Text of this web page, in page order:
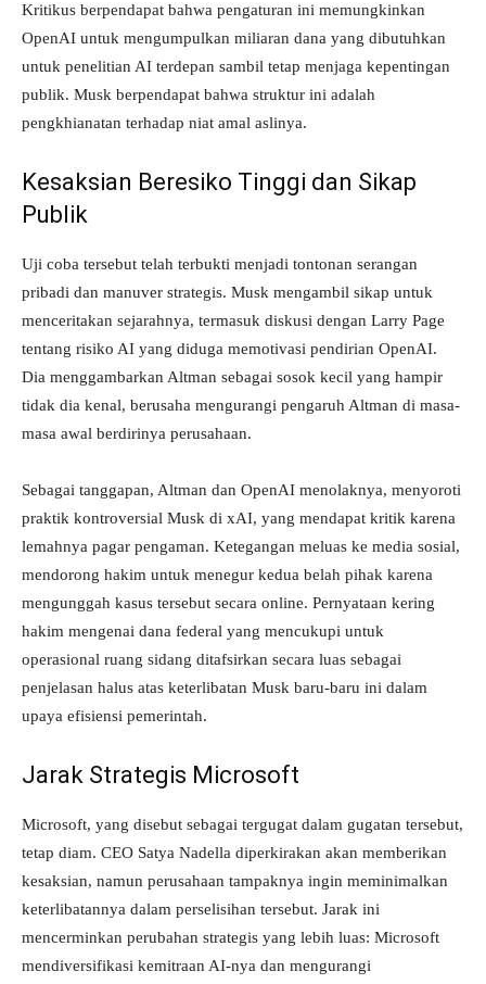
Kritikus berpendapat bahwa pengaturan ini memungkinkan
OpenAI untuk mengumpulkan miliaran dana yang dibutuhkan
untuk penelitian AI terdepan sambil tetap menjaga kepentingan
publik. Musk berpendapat bahwa struktur ini adalah
pengkhianatan terhadap niat amal aslinya.
Kesaksian Beresiko Tinggi dan Sikap
Publik
Uji coba tersebut telah terbukti menjadi tontonan serangan
pribadi dan manuver strategis. Musk mengambil sikap untuk
menceritakan sejarahnya, termasuk diskusi dengan Larry Page
tentang risiko AI yang diduga memotivasi pendirian OpenAI.
Dia menggambarkan Altman sebagai sosok kecil yang hampir
tidak dia kenal, berusaha mengurangi pengaruh Altman di masa-
masa awal berdirinya perusahaan.
Sebagai tanggapan, Altman dan OpenAI menolaknya, menyoroti
praktik kontroversial Musk di xAI, yang mendapat kritik karena
lemahnya pagar pengaman. Ketegangan meluas ke media sosial,
mendorong hakim untuk menegur kedua belah pihak karena
mengunggah kasus tersebut secara online. Pernyataan kering
hakim mengenai dana federal yang mencukupi untuk
operasional ruang sidang ditafsirkan secara luas sebagai
penjelasan halus atas keterlibatan Musk baru-baru ini dalam
upaya efisiensi pemerintah.
Jarak Strategis Microsoft
Microsoft, yang disebut sebagai tergugat dalam gugatan tersebut,
tetap diam. CEO Satya Nadella diperkirakan akan memberikan
kesaksian, namun perusahaan tampaknya ingin meminimalkan
keterlibatannya dalam perselisihan tersebut. Jarak ini
mencerminkan perubahan strategis yang lebih luas: Microsoft
mendiversifikasi kemitraan AI-nya dan mengurangi